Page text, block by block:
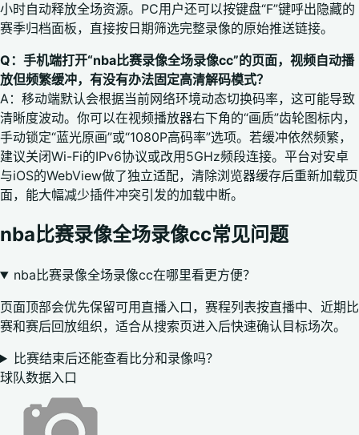
小时自动释放全场资源。PC用户还可以按键盘“F”键呼出隐藏的
赛季归档面板，直接按日期筛选完整录像的原始推送链接。
Q：手机端打开“nba比赛录像全场录像cc”的页面，视频自动播
放但频繁缓冲，有没有办法固定高清解码模式？
A：移动端默认会根据当前网络环境动态切换码率，这可能导致
清晰度波动。你可以在视频播放器右下角的“画质”齿轮图标内，
手动锁定“蓝光原画”或“1080P高码率”选项。若缓冲依然频繁，
建议关闭Wi-Fi的IPv6协议或改用5GHz频段连接。平台对安卓
与iOS的WebView做了独立适配，清除浏览器缓存后重新加载页
面，能大幅减少插件冲突引发的加载中断。
nba比赛录像全场录像cc常见问题
nba比赛录像全场录像cc在哪里看更方便？
页面顶部会优先保留可用直播入口，赛程列表按直播中、近期比
赛和赛后回放组织，适合从搜索页进入后快速确认目标场次。
比赛结束后还能查看比分和录像吗？
球队数据入口